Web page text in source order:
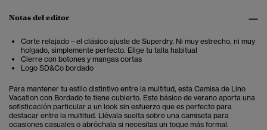
Notas del editor
Corte relajado – el clásico ajuste de Superdry. Ni muy estrecho, ni muy
holgado, simplemente perfecto. Elige tu talla habitual
Cierre con botones y mangas cortas
Logo SD&Co bordado
Para mantener tu estilo distintivo entre la multitud, esta Camisa de Lino
Vacation con Bordado te tiene cubierto. Este básico de verano aporta una
sofisticación particular a un look sin esfuerzo que es perfecto para
destacar entre la multitud. Llévala suelta sobre una camiseta para
ocasiones casuales o abróchala si necesitas un toque más formal.